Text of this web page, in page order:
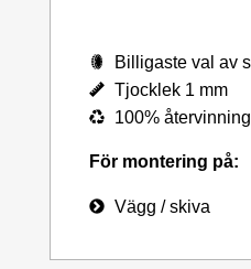
Billigaste val av
Tjocklek 1 mm
100%
För montering på:
Vägg / skiva